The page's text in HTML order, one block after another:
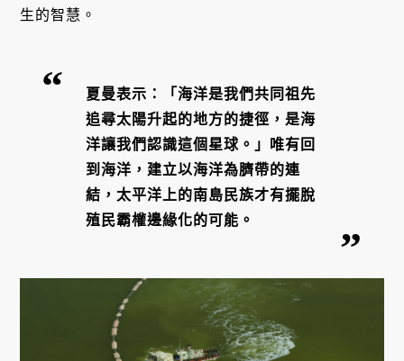
生的智慧。
夏曼表示：「海洋是我們共同祖先
追尋太陽升起的地方的捷徑，是海
洋讓我們認識這個星球。」唯有回
到海洋，建立以海洋為臍帶的連
結，太平洋上的南島民族才有擺脫
殖民霸權邊緣化的可能。